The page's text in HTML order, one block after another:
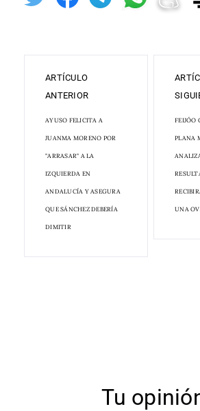
ARTÍCULO
ANTERIOR
AYUSO FELICITA A
JUANMA MORENO POR
"ARRASAR" A LA
IZQUIERDA EN
ANDALUCÍA Y ASEGURA
QUE SÁNCHEZ DEBERÍA
DIMITIR
FEIJÓO
PLANA
UNA
Tu